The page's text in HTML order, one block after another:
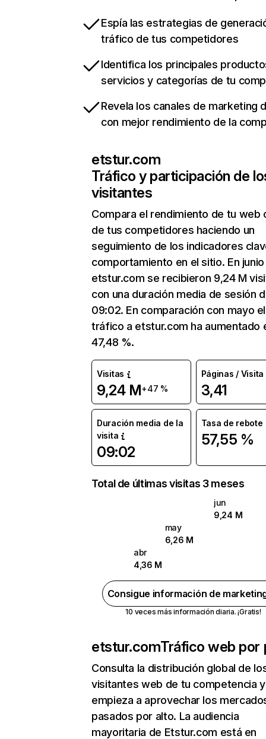
Espía las estrategias de
tráfico de tus competidores
Identifica los principales
servicios y categorías de tu
Revela los canales de marketing
con mejor rendimiento de la
etstur.com
Tráfico y participación de
visitantes
Compara el rendimiento de tu web
de tus competidores haciendo un
seguimiento de los indicadores
comportamiento en el sitio. En junio
etstur.com se recibieron 9,24 M
con una duración media de sesión
09:02. En comparación con mayo el
tráfico a etstur.com ha aumentado
47,48 %.
Visitas
9,24 M+47 %
Páginas / Visita
3,41
Duración media de la
visita
09:02
Tasa de rebote
57,55 %
Total de últimas visitas 3 meses
jun
9,24 M
may
6,26 M
abr
4,36 M
Consigue información de
10 veces más información diaria. ¡Gratis!
etstur.comTráfico web por
Consulta la distribución global de
visitantes web de tu competencia y
empieza a aprovechar los
pasados por alto. La audiencia
mayoritaria de Etstur.com está en